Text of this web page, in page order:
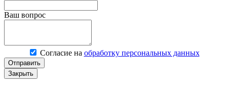
Ваш вопрос
Согласие на обработку персональных данных
Отправить
Закрыть